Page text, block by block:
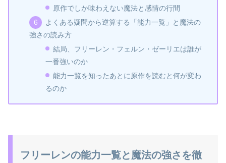
原作でしか味わえない魔法と感情の行間
よくある疑問から逆算する「能力一覧」と魔法の
強さの読み方
結局、フリーレン・フェルン・ゼーリエは誰が
一番強いのか
能力一覧を知ったあとに原作を読むと何が変わ
るのか
フリーレンの能力一覧と魔法の強さを徹